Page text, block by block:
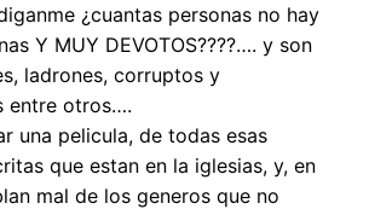
¿cuantas personas no hay
Y MUY DEVOTOS????…. y son
ladrones, corruptos y
entre otros….
una pelicula, de todas esas
que estan en la iglesias, y, en
mal de los generos que no